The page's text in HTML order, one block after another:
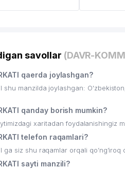
savollar (DAVR-
qaerda joylashgan?
shu manzilda joylashgan:
qanday borish mumkin?
xaritadan foydalanishingiz
telefon raqamlari?
ga siz shu raqamlar orqali
sayti manzili?